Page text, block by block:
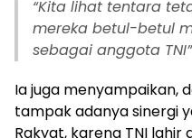
“Kita lihat tentara
mereka betul-betul
sebagai anggota
Ia juga menyampaikan,
tampak adanya sinergi
Rakyat, karena TNI